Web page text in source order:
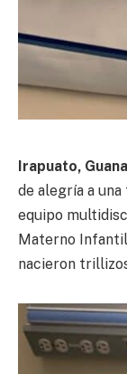
Irapuato,
de alegría a
equipo
Materno
nacieron